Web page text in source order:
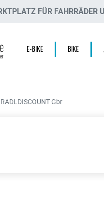
FÜR FAHRRÄDER
E-BIKE BIKE
RADLDISCOUNT Gbr